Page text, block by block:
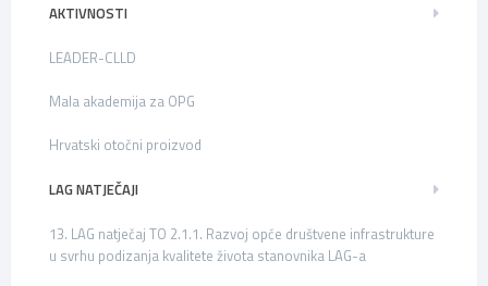
AKTIVNOSTI
LEADER-CLLD
Mala akademija za OPG
Hrvatski otočni proizvod
LAG NATJEČAJI
13. LAG natječaj TO 2.1.1. Razvoj opće društvene infrastrukture
u svrhu podizanja kvalitete života stanovnika LAG-a